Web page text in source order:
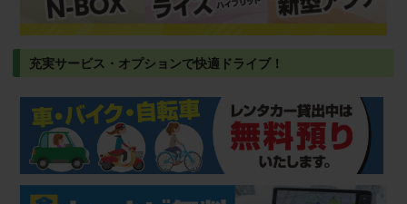
充実サービス・オプションで快適ドライブ！